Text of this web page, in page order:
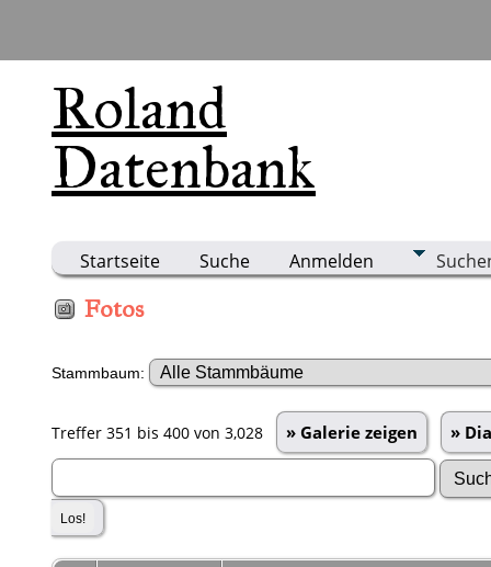
Roland
Datenbank
Startseite Suche Anmelden
Fotos
Stammbaum:
Treffer 351 bis 400 von 3,028 » Galerie zeigen »